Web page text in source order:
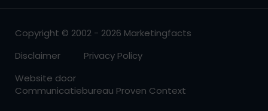
Copyright © 2002 - 2026 Marketingfacts
Disclaimer
Privacy Policy
Website door
Communicatiebureau Proven Context